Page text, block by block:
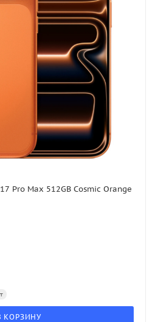
Pro Max 512GB Cosmic Orange
КОРЗИНУ